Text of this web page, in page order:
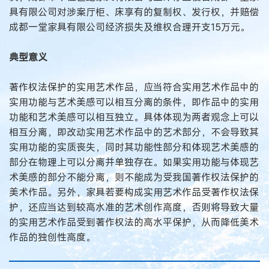
具有限公司对涉案厅柜、床享有的复制权、发行权，并赔偿
成都一堂家具有限公司经济损失及维权合理开支15万元。
典型意义
著作权法保护的实用艺术作品，应当符合实用艺术作品中的
实用功能与艺术美感可以相互分离的条件，即作品中的实用
功能和艺术美感可以相互独立。具体体现为两者观念上可以
相互分离，即改动实用艺术作品中的艺术部分，不会导致其
实用功能的实质丧失，同时其功能性部分和体现艺术美感的
部分在物理上可以分离并单独存在。如果实用功能与体现艺
术美感的部分不能分离，则不能成为受我国著作权法保护的
美术作品。另外，家具若要构成实用艺术作品受著作权法保
护，还应当达到较高水准的艺术创作高度，否则将导致大量
的实用艺术作品受到著作权法的高水平保护，从而降低美术
作品的独创性高度。